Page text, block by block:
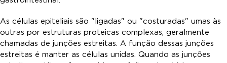
As células epiteliais são "ligadas" ou "costuradas" umas às
outras por estruturas proteicas complexas, geralmente
chamadas de junções estreitas. A função dessas junções
estreitas é manter as células unidas. Quando as junções